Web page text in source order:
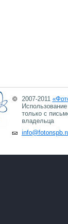
2007-2011
только с
владельца